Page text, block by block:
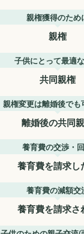
親権獲得のため
親権
子供にとって最適
共同親権
親権変更は離婚後でも
離婚後の共同
養育費の交渉・
養育費を請求し
養育費の減額交
養育費を請求さ